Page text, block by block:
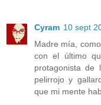
Cyram 10 sept
Madre mía,
con el último
protagonista de
pelirrojo y
que mi mente